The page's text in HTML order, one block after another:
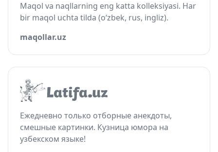
Maqol va naqllarning eng katta kolleksiyasi. Har
bir maqol uchta tilda (o‘zbek, rus, ingliz).
maqollar.uz
Ежедневно только отборные анекдоты,
смешные картинки. Кузница юмора на
узбекском языке!